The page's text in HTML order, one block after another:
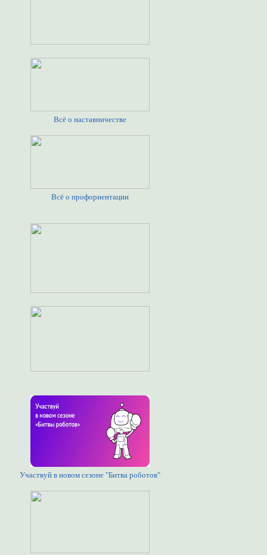
Всё о наставничестве
Всё о профориентации
Участвуй в новом сезоне "Битва роботов"